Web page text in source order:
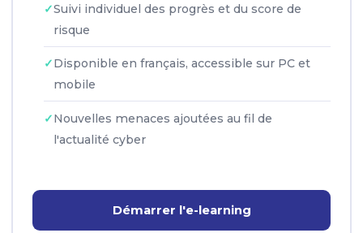
Suivi individuel des progrès et du score de
risque
Disponible en français, accessible sur PC et
mobile
Nouvelles menaces ajoutées au fil de
l'actualité cyber
Démarrer l'e-learning